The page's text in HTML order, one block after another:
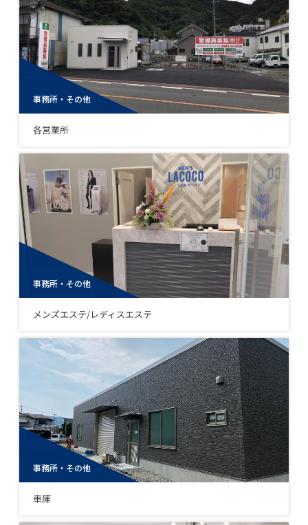
事務所・その他
各営業所
事務所・その他
メンズエステ/レディスエステ
事務所・その他
車庫